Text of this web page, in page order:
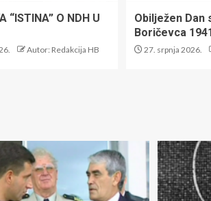
“ISTINA” O NDH U
Autor: Redakcija HB
Obilježen Dan
Boričevca
27. srpnja 2026.